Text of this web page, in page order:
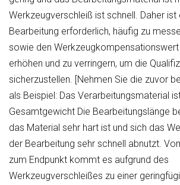
Werkzeugverschleiß ist schnell. Daher
Bearbeitung erforderlich, häufig zu
sowie den
erhöhen und zu verringern, um die
sicherzustellen. [Nehmen Sie die zuvor
als Beispiel: Das Verarbeitungsmaterial
Gesamtgewicht Die Bearbeitungslänge
das Material sehr hart ist und sich das
der Bearbeitung sehr schnell abnutzt.
zum Endpunkt kommt es aufgrund des
Werkzeugverschleißes zu einer